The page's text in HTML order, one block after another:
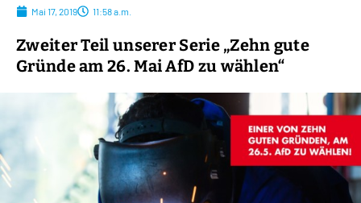
Mai 17, 2019 11:58 a.m.
Zweiter Teil unserer Serie „Zehn gute
Gründe am 26. Mai AfD zu wählen“